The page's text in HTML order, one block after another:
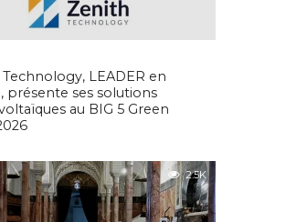
LEADER en
présente ses solutions
au BIG 5 Green
2.5K